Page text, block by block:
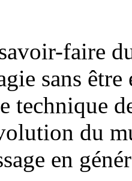
faire
sans
technique
du
en